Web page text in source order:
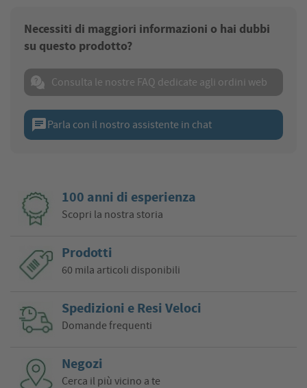
Necessiti di maggiori informazioni o hai dubbi
su questo prodotto?
Consulta le nostre FAQ dedicate agli ordini web
chatParla con il nostro assistente in chat
100 anni di esperienza
Scopri la nostra storia
Prodotti
60 mila articoli disponibili
Spedizioni e Resi Veloci
Domande frequenti
Negozi
Cerca il più vicino a te